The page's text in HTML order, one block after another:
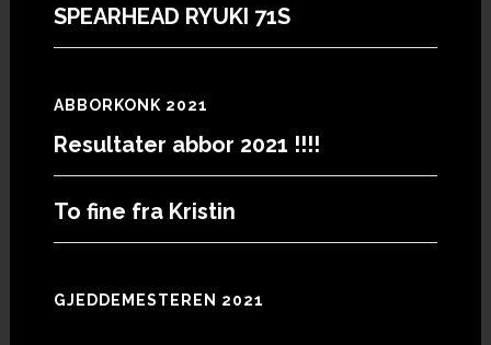
SPEARHEAD RYUKI 71S
ABBORKONK 2021
Resultater abbor 2021 !!!!
To fine fra Kristin
GJEDDEMESTEREN 2021